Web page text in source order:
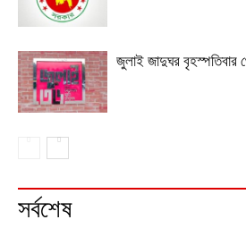
জুলাই জাদুঘর বৃহস্পতিবার
সর্বশেষ